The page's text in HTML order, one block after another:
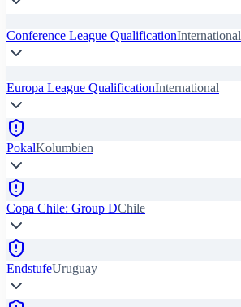
Conference League QualificationInternational
Europa League QualificationInternational
PokalKolumbien
Copa Chile: Group DChile
EndstufeUruguay